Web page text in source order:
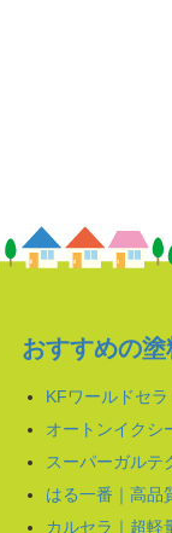
おすすめの
KFワールドセ
オートンイクシ
スーパーガルテ
はる一番｜高品
カルセラ｜超軽